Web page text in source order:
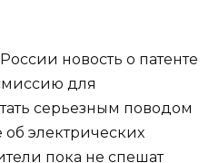
новость о патенте
для
серьезным поводом
электрических
пока не спешат